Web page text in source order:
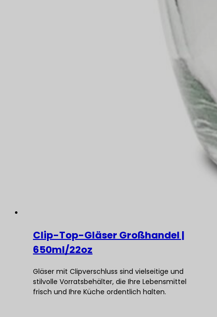
Clip-Top-Gläser Großhandel |
650ml/22oz
Gläser mit Clipverschluss sind vielseitige und
stilvolle Vorratsbehälter, die Ihre Lebensmittel
frisch und Ihre Küche ordentlich halten.